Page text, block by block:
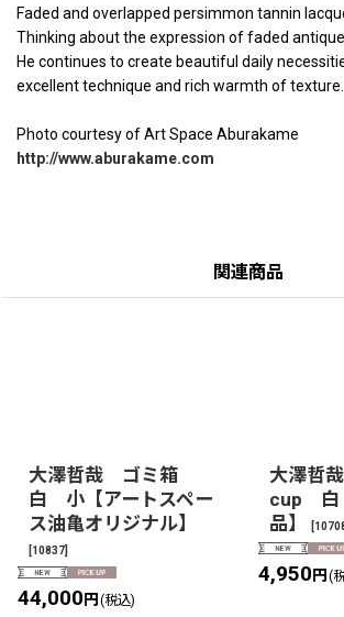
Faded and overlapped persimmon tannin
Thinking about the expression of faded
He continues to create beautiful daily
excellent technique and rich warmth of texture.
Photo courtesy of Art Space Aburakame
http://www.aburakame.com
関連商品
大澤哲哉 ゴミ箱
白 小【アートスペー
ス油亀オリジナル】
[10837]
44,000円 (税込)
大澤哲
cup 白
品】
[
4,950円 (